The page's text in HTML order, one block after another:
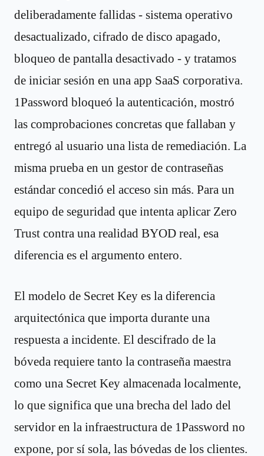
deliberadamente fallidas - sistema operativo
desactualizado, cifrado de disco apagado,
bloqueo de pantalla desactivado - y tratamos
de iniciar sesión en una app SaaS corporativa.
1Password bloqueó la autenticación, mostró
las comprobaciones concretas que fallaban y
entregó al usuario una lista de remediación. La
misma prueba en un gestor de contraseñas
estándar concedió el acceso sin más. Para un
equipo de seguridad que intenta aplicar Zero
Trust contra una realidad BYOD real, esa
diferencia es el argumento entero.
El modelo de Secret Key es la diferencia
arquitectónica que importa durante una
respuesta a incidente. El descifrado de la
bóveda requiere tanto la contraseña maestra
como una Secret Key almacenada localmente,
lo que significa que una brecha del lado del
servidor en la infraestructura de 1Password no
expone, por sí sola, las bóvedas de los clientes.